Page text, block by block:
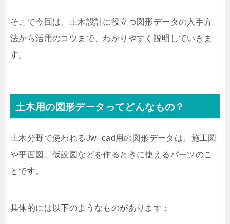
そこで今回は、土木設計に役立つ図形データの入手方
法から活用のコツまで、わかりやすく説明していきま
す。
土木用の図形データってどんなもの？
土木分野で使われるJw_cad用の図形データは、施工図
や平面図、仮設図などを作るときに使えるパーツのこ
とです。
具体的には以下のようなものがあります：